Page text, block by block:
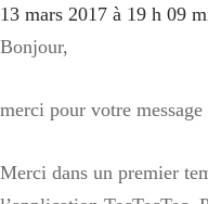
13 mars 2017 à 19 h 09
Bonjour,
merci pour votre
Merci dans un premier